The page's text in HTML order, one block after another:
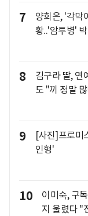
7
양희은, '각막
황..'암투병'
8
김구라 딸,
도 "끼 정말
9
[사진]프로미
인형'
10
이미숙, 구
지 울렸다 "